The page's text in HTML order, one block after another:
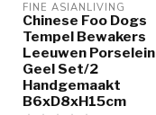
FINE ASIANLIVING
Chinese Foo Dogs
Tempel Bewakers
Leeuwen Porselein
Geel Set/2
Handgemaakt
B6xD8xH15cm